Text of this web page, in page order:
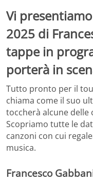
Vi
2025 di
tappe in
porterà in
Tutto pronto per il
chiama come il suo
toccherà alcune delle
Scopriamo tutte le
canzoni con cui
musica.
Francesco